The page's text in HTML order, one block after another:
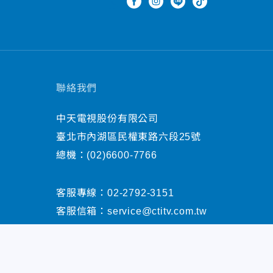
聯絡我們
中天電視股份有限公司
臺北市內湖區民權東路六段25號
總機： (02)6600-7766
客服專線： 02-2792-3151
客服信箱： service@ctitv.com.tw